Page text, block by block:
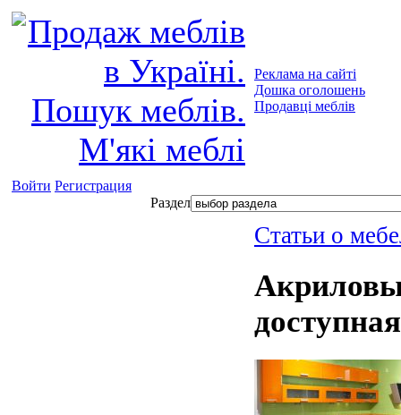
Реклама на сайті
Дошка оголошень
Продавці меблів
Войти Регистрация
Раздел
Статьи о